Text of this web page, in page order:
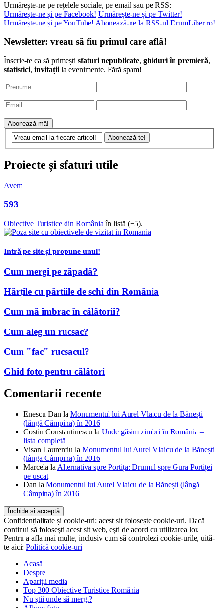
Urmărește-ne pe rețelele sociale, pe email sau pe RSS:
Urmărește-ne și pe Facebook! Urmărește-ne și pe Twitter!
Urmărește-ne și pe YouTube! Abonează-ne la RSS-ul DrumLiber.ro!
Newsletter: vreau să fiu primul care află!
Înscrie-te ca să primești sfaturi nepublicate, ghiduri în premieră,
statistici, invitații la evenimente. Fără spam!
Proiecte și sfaturi utile
Avem
593
Obiective Turistice din România în listă (+5).
Intră pe site și propune unul!
Cum mergi pe zăpadă?
Hărțile cu pârtiile de schi din România
Cum mă îmbrac în călătorii?
Cum aleg un rucsac?
Cum "fac" rucsacul?
Ghid foto pentru călători
Comentarii recente
Enescu Dan la Monumentul lui Aurel Vlaicu de la Bănești
(lângă Câmpina) în 2016
Costin Constantinescu la Unde găsim zimbri în România –
lista completă
Visan Laurentiu la Monumentul lui Aurel Vlaicu de la Bănești
(lângă Câmpina) în 2016
Marcela la Alternativa spre Portița: Drumul spre Gura Portiței
pe uscat
Dan la Monumentul lui Aurel Vlaicu de la Bănești (lângă
Câmpina) în 2016
Confidențialitate și cookie-uri: acest sit folosește cookie-uri. Dacă
continui să folosești acest sit web, ești de acord cu utilizarea lor.
Pentru a afla mai multe, inclusiv cum să controlezi cookie-urile, uită-
te aici: Politică cookie-uri
Acasă
Despre
Apariții media
Top 300 Obiective Turistice România
Nu știi unde să mergi?